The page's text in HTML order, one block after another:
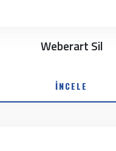
Weberart Sil
İNCELE